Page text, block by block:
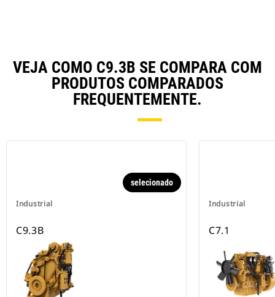
VEJA COMO C9.3B SE COMPARA COM
PRODUTOS COMPARADOS
FREQUENTEMENTE.
Industrial
selecionado
C9.3B
Industrial
C7.1